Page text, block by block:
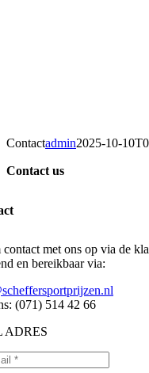
Contactadmin2025-10-
Contact us
contact met ons op via de
en bereikbaar via:
(071) 514 42 66
ADRES